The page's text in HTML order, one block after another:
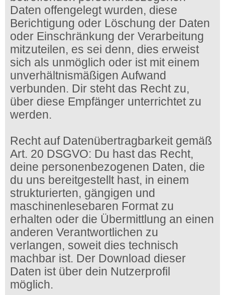
Daten offengelegt wurden, diese
Berichtigung oder Löschung der Daten
oder Einschränkung der Verarbeitung
mitzuteilen, es sei denn, dies erweist
sich als unmöglich oder ist mit einem
unverhältnismäßigen Aufwand
verbunden. Dir steht das Recht zu,
über diese Empfänger unterrichtet zu
werden.
Recht auf Datenübertragbarkeit gemäß
Art. 20 DSGVO: Du hast das Recht,
deine personenbezogenen Daten, die
du uns bereitgestellt hast, in einem
strukturierten, gängigen und
maschinenlesebaren Format zu
erhalten oder die Übermittlung an einen
anderen Verantwortlichen zu
verlangen, soweit dies technisch
machbar ist. Der Download dieser
Daten ist über dein Nutzerprofil
möglich.